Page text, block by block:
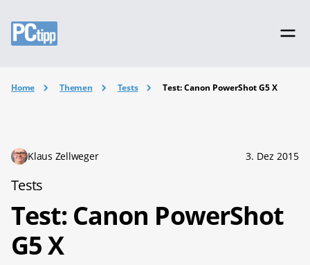
Home Themen Tests Test: Canon PowerShot G5 X
Klaus Zellweger 3. Dez 2015
Tests
Test: Canon PowerShot
G5 X